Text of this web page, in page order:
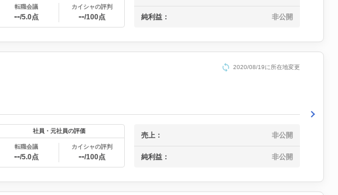
転職会議
--/5.0点
カイシャの評判
--/100点 純利益： 非公開
2020/08/19に所在地変更
社員・元社員の評価
転職会議
--/5.0点
カイシャの評判
--/100点
売上： 非公開
純利益： 非公開